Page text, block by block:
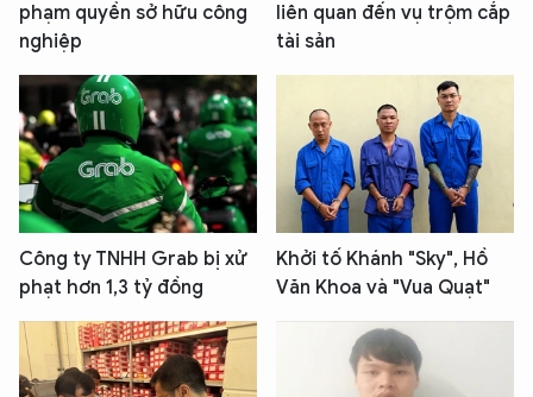
phạm quyền sở hữu công
nghiệp
liên quan đến vụ trộm cắp
tài sản
Công ty TNHH Grab bị xử
phạt hơn 1,3 tỷ đồng
Khởi tố Khánh "Sky", Hồ
Văn Khoa và "Vua Quạt"